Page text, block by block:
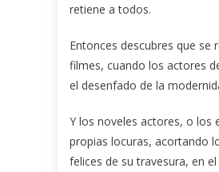
retiene a todos.
Entonces descubres que
filmes, cuando los actores
el desenfado de la
Y los noveles actores, o
propias locuras, acortando
felices de su travesura, en